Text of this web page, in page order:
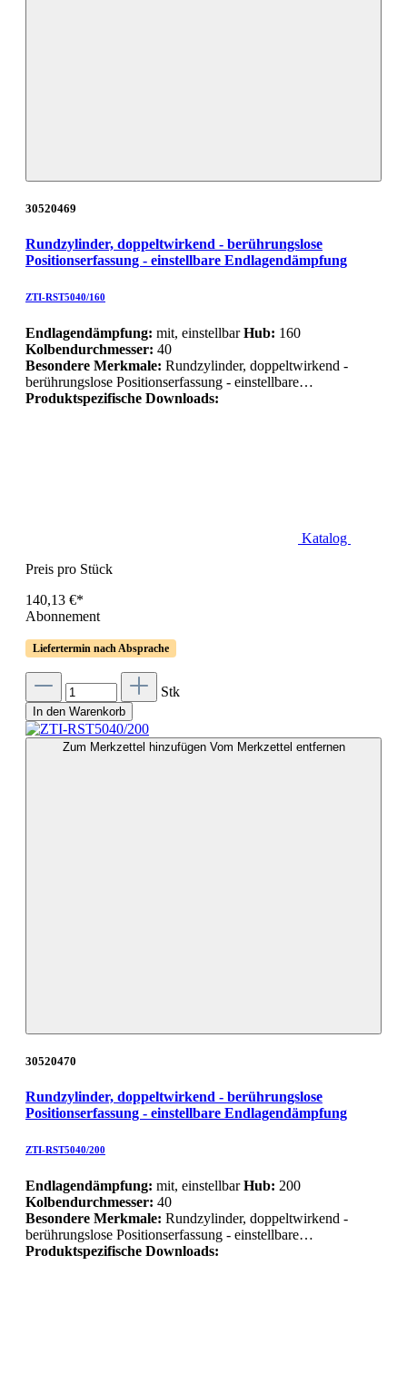
30520469
Rundzylinder, doppeltwirkend - berührungslose
Positionserfassung - einstellbare Endlagendämpfung
ZTI-RST5040/160
Endlagendämpfung: mit, einstellbarHub: 160
Kolbendurchmesser: 40
Besondere Merkmale: Rundzylinder, doppeltwirkend -
berührungslose Positionserfassung - einstellbare…
Produktspezifische Downloads:
Katalog
Preis pro Stück
140,13 €*
Abonnement
Liefertermin nach Absprache
Stk
In den Warenkorb
Zum Merkzettel hinzufügen Vom Merkzettel entfernen
30520470
Rundzylinder, doppeltwirkend - berührungslose
Positionserfassung - einstellbare Endlagendämpfung
ZTI-RST5040/200
Endlagendämpfung: mit, einstellbarHub: 200
Kolbendurchmesser: 40
Besondere Merkmale: Rundzylinder, doppeltwirkend -
berührungslose Positionserfassung - einstellbare…
Produktspezifische Downloads: